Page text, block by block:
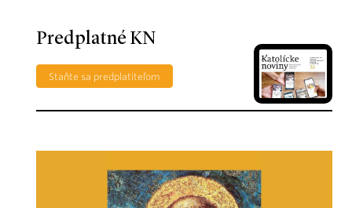
Predplatné KN
Staňte sa predplatiteľom